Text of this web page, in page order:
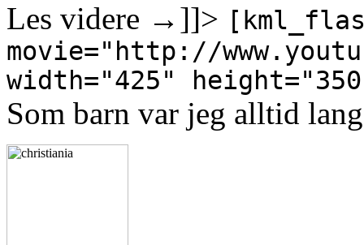
Les videre → ]]>
movie="http://
width="425"
Som barn var jeg alltid